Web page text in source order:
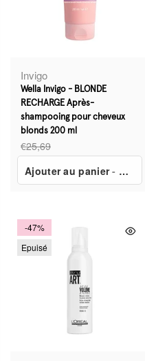
Invigo
Wella Invigo - BLONDE
RECHARGE Après-
shampooing pour cheveux
blonds 200 ml
€25,69
Ajouter au panier- €7,30
-47%
Epuisé